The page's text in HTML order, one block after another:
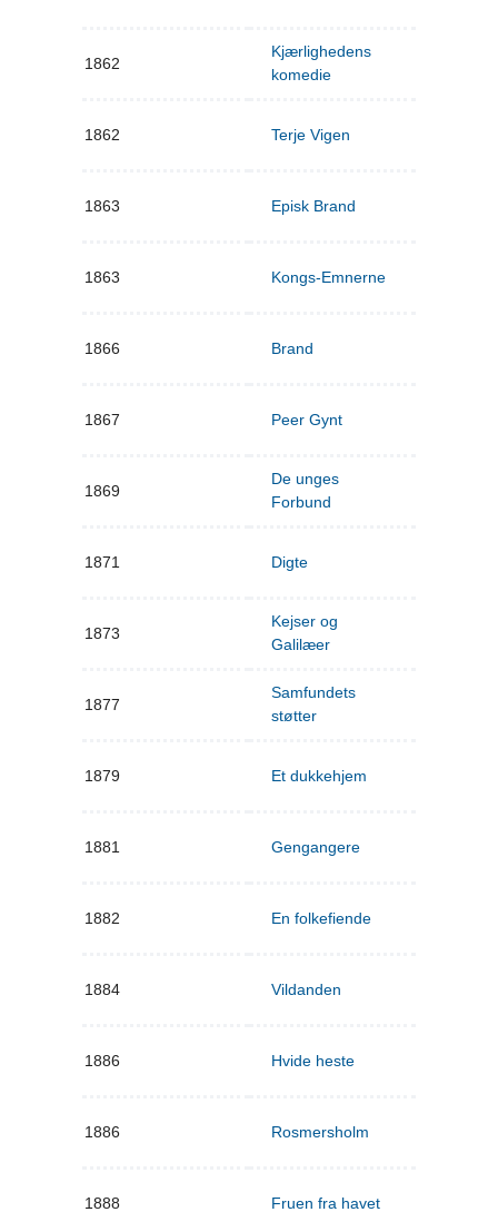
1862
Kjærlighedens
komedie
1862 Terje Vigen
1863 Episk Brand
1863 Kongs-Emnerne
1866 Brand
1867 Peer Gynt
1869
De unges
Forbund
1871 Digte
1873
Kejser og
Galilæer
1877
Samfundets
støtter
1879 Et dukkehjem
1881 Gengangere
1882 En folkefiende
1884 Vildanden
1886 Hvide heste
1886 Rosmersholm
1888 Fruen fra havet